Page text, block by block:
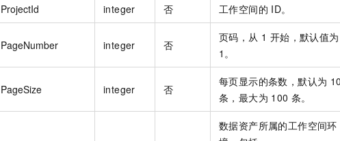
ProjectId integer 否 工作空间的 ID。
PageNumber integer 否
页码，从 1 开始，默认值为
1。
PageSize integer 否
每页显示的条数，默认为 10
条，最大为 100 条。
数据资产所属的工作空间环